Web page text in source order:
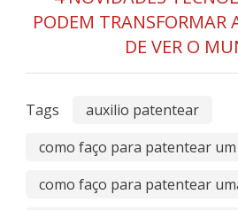
PODEM TRANSFORMAR
DE VER O
Tags
auxilio patentear
como faço para patentear
como faço para patentear